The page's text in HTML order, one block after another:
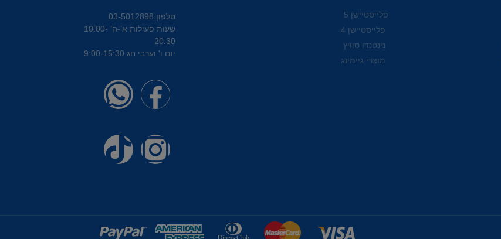
פלייסטיישן 5
פלייסטיישן 4
נינטנדו סוויץ
מוצרי גיימינג
טלפון 03-5012898
שעות פעילות א’-ה’ 10:00-
20:30
יום ו' וערבי חג 9:00-15:30